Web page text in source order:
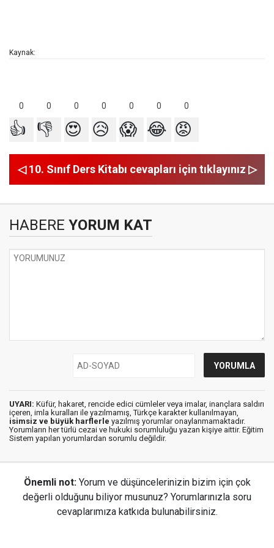
Kaynak:
0 0 0 0 0 0 0
👍 👎 😍 😥 😱 😂 😡
◁ 10. Sınıf Ders Kitabı cevapları için tıklayınız ▷
HABERE YORUM KAT
UYARI: Küfür, hakaret, rencide edici cümleler veya imalar, inançlara saldırı
içeren, imla kuralları ile yazılmamış, Türkçe karakter kullanılmayan,
isimsiz ve büyük harflerle yazılmış yorumlar onaylanmamaktadır.
Yorumların her türlü cezai ve hukuki sorumluluğu yazan kişiye aittir. Eğitim
Sistem yapılan yorumlardan sorumlu değildir.
Önemli not: Yorum ve düşüncelerinizin bizim için çok
değerli olduğunu biliyor musunuz? Yorumlarınızla soru
cevaplarımıza katkıda bulunabilirsiniz.